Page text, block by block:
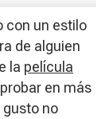
con un estilo
de alguien
la película
en más
gusto no